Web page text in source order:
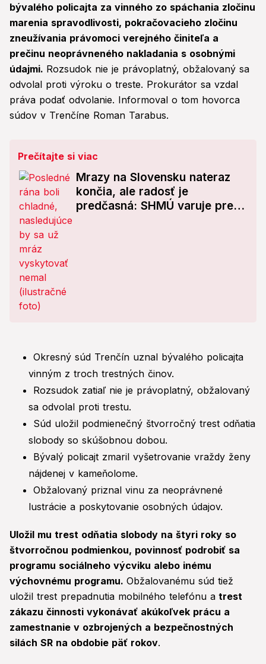
bývalého policajta za vinného zo spáchania zločinu
marenia spravodlivosti, pokračovacieho zločinu
zneužívania právomoci verejného činiteľa a
prečinu neoprávneného nakladania s osobnými
údajmi. Rozsudok nie je právoplatný, obžalovaný sa
odvolal proti výroku o treste. Prokurátor sa vzdal
práva podať odvolanie. Informoval o tom hovorca
súdov v Trenčíne Roman Tarabus.
Prečítajte si viac
Mrazy na Slovensku nateraz
končia, ale radosť je
predčasná: SHMÚ varuje pred
Okresný súd Trenčín uznal bývalého policajta
vinným z troch trestných činov.
Rozsudok zatiaľ nie je právoplatný, obžalovaný
sa odvolal proti trestu.
Súd uložil podmienečný štvorročný trest odňatia
slobody so skúšobnou dobou.
Bývalý policajt zmaril vyšetrovanie vraždy ženy
nájdenej v kameňolome.
Obžalovaný priznal vinu za neoprávnené
lustrácie a poskytovanie osobných údajov.
Uložil mu trest odňatia slobody na štyri roky so
štvorročnou podmienkou, povinnosť podrobiť sa
programu sociálneho výcviku alebo inému
výchovnému programu. Obžalovanému súd tiež
uložil trest prepadnutia mobilného telefónu a trest
zákazu činnosti vykonávať akúkoľvek prácu a
zamestnanie v ozbrojených a bezpečnostných
silách SR na obdobie päť rokov.